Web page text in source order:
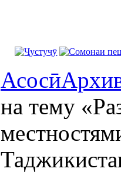
Асосӣ
на тему